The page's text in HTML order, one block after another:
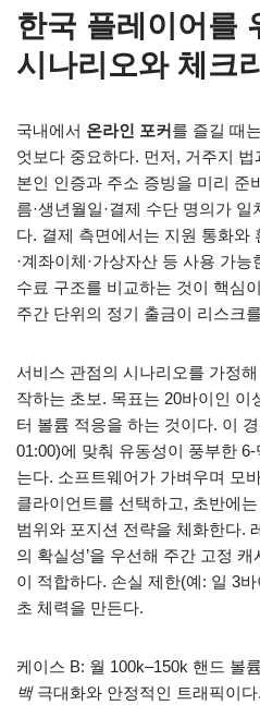
한국 플레이어를
시나리오와 체크
국내에서 온라인 포커를 즐길 때
엇보다 중요하다. 먼저, 거주지
본인 인증과 주소 증빙을 미리 준
름·생년월일·결제 수단 명의가
다. 결제 측면에서는 지원 통화와
·계좌이체·가상자산 등 사용 가
수료 구조를 비교하는 것이 핵심
주간 단위의 정기 출금이 리스크
서비스 관점의 시나리오를 가정
작하는 초보. 목표는 20바이인 이
터 볼륨 적응을 하는 것이다. 이
01:00)에 맞춰 유동성이 풍부한
는다. 소프트웨어가 가벼우며 모
클라이언트를 선택하고, 초반에
범위와 포지션 전략을 체화한다.
의 확실성’을 우선해 주간 고정
이 적합하다. 손실 제한(예: 일 3
초 체력을 만든다.
케이스 B: 월 100k–150k 핸드 볼
백극대화와 안정적인 트래픽이